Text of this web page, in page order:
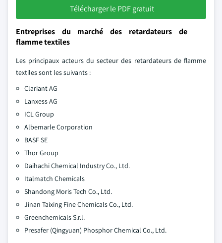
Télécharger le PDF gratuit
Entreprises du marché des retardateurs de
flamme textiles
Les principaux acteurs du secteur des retardateurs de flamme
textiles sont les suivants :
Clariant AG
Lanxess AG
ICL Group
Albemarle Corporation
BASF SE
Thor Group
Daihachi Chemical Industry Co., Ltd.
Italmatch Chemicals
Shandong Moris Tech Co., Ltd.
Jinan Taixing Fine Chemicals Co., Ltd.
Greenchemicals S.r.l.
Presafer (Qingyuan) Phosphor Chemical Co., Ltd.